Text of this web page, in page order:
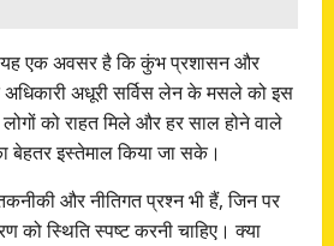
एक अवसर है कि कुंभ प्रशासन और
अधूरी सर्विस लेन के मसले को इस
को राहत मिले और हर साल होने वाले
बेहतर इस्तेमाल किया जा सके।
और नीतिगत प्रश्न भी हैं, जिन पर
को स्थिति स्पष्ट करनी चाहिए। क्या